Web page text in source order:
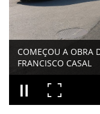
COMEÇOU A OBRA
FRANCISCO CASAL